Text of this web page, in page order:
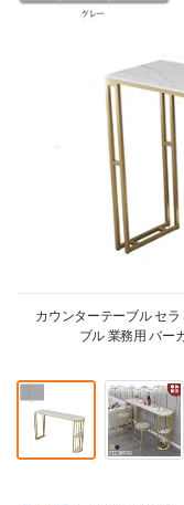
カウンターテーブル セ
ブル 業務用 バー